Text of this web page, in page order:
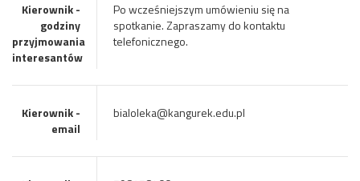
Kierownik -
godziny
przyjmowania
interesantów
Po wcześniejszym umówieniu się na
spotkanie. Zapraszamy do kontaktu
telefonicznego.
Kierownik -
email
bialoleka@kangurek.edu.pl